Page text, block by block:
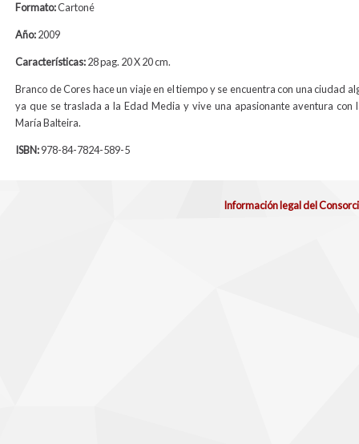
Formato:Cartoné
Año:2009
Características:28 pag. 20 X 20 cm.
Branco de Cores hace un viaje en el tiempo y se encuentra con una ciudad
ya que se traslada a la Edad Media y vive una apasionante aventura con
María Balteira.
ISBN:978-84-7824-589-5
Información legal del